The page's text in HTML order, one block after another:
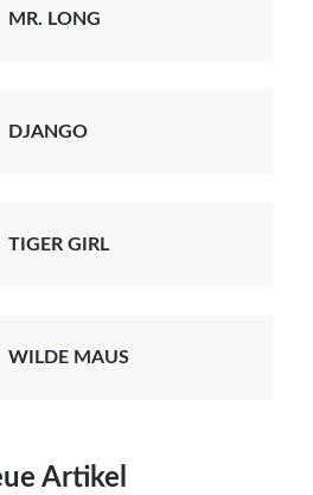
MR. LONG
DJANGO
TIGER GIRL
WILDE MAUS
Artikel